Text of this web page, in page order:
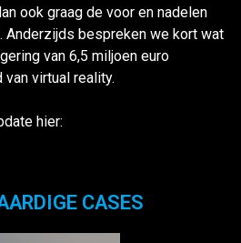
ook graag de voor en nadelen
Anderzijds bespreken we kort wat
van 6,5 miljoen euro
virtual reality.
hier:
CASES